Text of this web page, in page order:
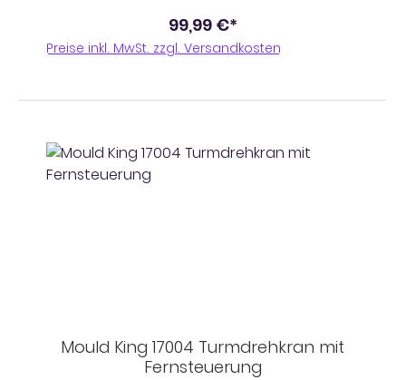
99,99 €*
Preise inkl. MwSt. zzgl. Versandkosten
Mould King 17004 Turmdrehkran mit
Fernsteuerung